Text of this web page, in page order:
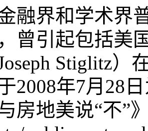
融界和学术界
曾引起包括美
Stiglitz）
2008年7月28
房地美说“不”